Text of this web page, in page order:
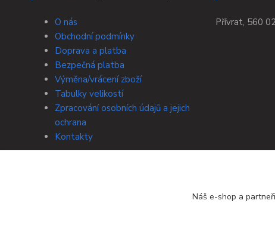
O nás
Obchodní podmínky
Doprava a platba
Bezpečná platba
Výměna/vrácení zboží
Tabulky velikostí
Zpracování osobních údajů a jejich
ochrana
Kontakty
Přívrat, 560
Náš e-shop a